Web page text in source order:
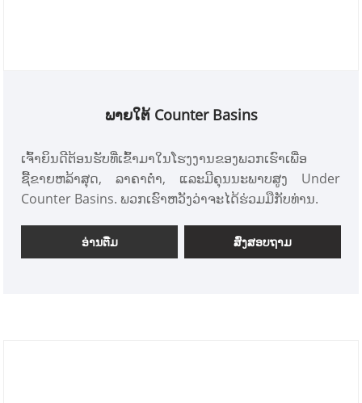
ພາຍໃຕ້ Counter Basins
ເຈົ້າຍິນດີຕ້ອນຮັບທີ່ເຂົ້າມາໃນໂຮງງານຂອງພວກເຮົາເພື່ອ
ຊື້ຂາຍຫລ້າສຸດ, ລາຄາຕໍ່າ, ແລະມີຄຸນນະພາບສູງ Under
Counter Basins. ພວກເຮົາຫວັງວ່າຈະໄດ້ຮ່ວມມືກັບທ່ານ.
ອ່ານ​ຕື່ມ ສົ່ງສອບຖາມ